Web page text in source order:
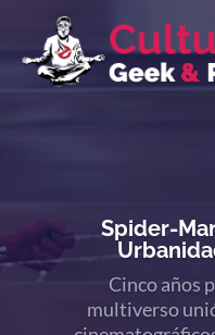
La Odisea: